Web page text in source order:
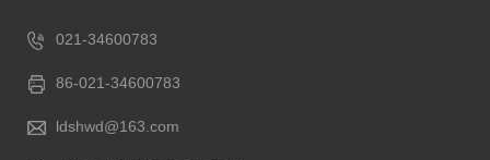
021-34600783
86-021-34600783
ldshwd@163.com